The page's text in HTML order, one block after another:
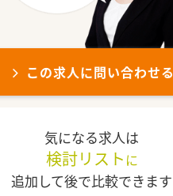
この求人に問い合わせる
気になる求人は
検討リスト に
追加して後で比較できます